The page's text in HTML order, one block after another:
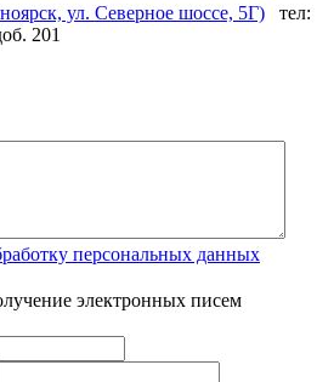
ул. Северное шоссе, 5Г)
тел:
201
персональных данных
электронных писем